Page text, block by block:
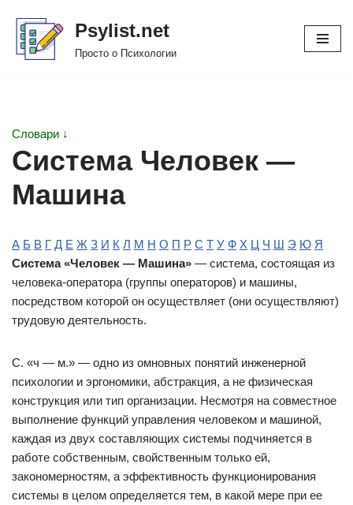
Перейти
Psylist.net
Просто о Психологии
Словари ↓
Система Человек —
Машина
А Б В Г Д Е Ж З И К Л М Н О П Р С Т У Ф Х Ц Ч Ш Э Ю Я
Система «Человек — Машина» — система, состоящая из
человека-оператора (группы операторов) и машины,
посредством которой он осуществляет (они осуществляют)
трудовую деятельность.
С. «ч — м.» — одно из омновных понятий инженерной
психологии и эргономики, абстракция, а не физическая
конструкция или тип организации. Несмотря на совместное
выполнение функций управления человеком и машиной,
каждая из двух составляющих системы подчиняется в
работе собственным, свойственным только ей,
закономерностям, а эффективность функционирования
системы в целом определяется тем, в какой мере при ее